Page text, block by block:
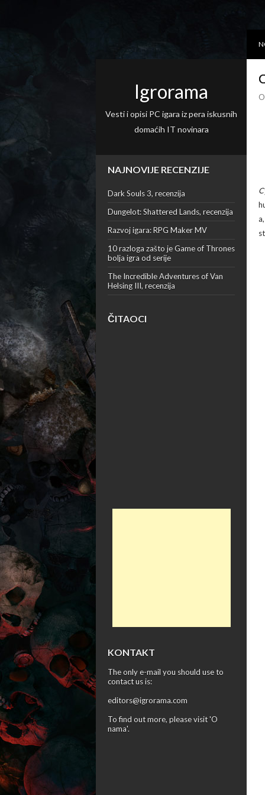
Igrorama
Vesti i opisi PC igara iz pera iskusnih
domaćih IT novinara
NAJNOVIJE RECENZIJE
Dark Souls 3, recenzija
Dungelot: Shattered Lands, recenzija
Razvoj igara: RPG Maker MV
10 razloga zašto je Game of Thrones
bolja igra od serije
The Incredible Adventures of Van
Helsing III, recenzija
ČITAOCI
KONTAKT
The only e-mail you should use to
contact us is:
editors@igrorama.com
To find out more, please visit 'O
nama'.